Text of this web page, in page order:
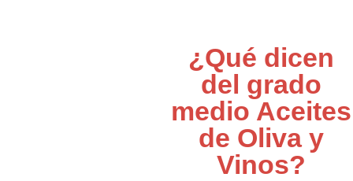
¿Qué dicen
del grado
medio Aceites
de Oliva y
Vinos?